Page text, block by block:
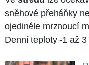
sněhové přeháňky
ojediněle mrznoucí
Denní teploty -1 až 3